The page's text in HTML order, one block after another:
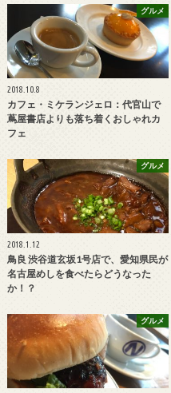
グルメ
2018.10.8
カフェ・ミケランジェロ：代官山で
蔦屋書店よりも落ち着くおしゃれカ
フェ
グルメ
2018.1.12
鳥良 渋谷道玄坂1号店で、愛知県民が
名古屋めしを食べたらどうなった
か！？
グルメ